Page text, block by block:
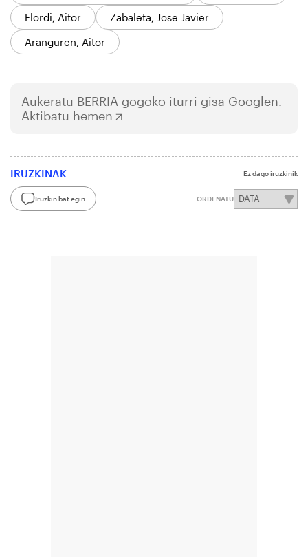
Elordi, Aitor
Zabaleta, Jose Javier
Aranguren, Aitor
Aukeratu BERRIA gogoko iturri gisa Googlen.
Aktibatu hemen
IRUZKINAK Ez dago iruzkinik
Iruzkin bat egin ORDENATU